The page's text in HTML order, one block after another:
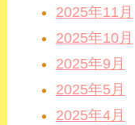
2025年11月
2025年10月
2025年9月
2025年5月
2025年4月